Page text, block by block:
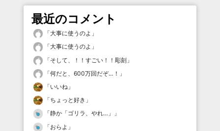
最近のコメント
「大事に使うのよ 」
「大事に使うのよ 」
「そして、！！すごい！！彫刻 」
「何だと、600万回だぞ…！ 」
「いいね 」
「ちょっと好き 」
「静か「ゴリラ、やれ…」
」
「おらよ 」